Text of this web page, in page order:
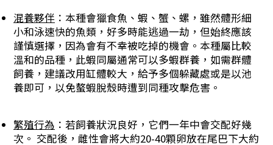
混養夥伴 ：本種會獵食魚、蝦、蟹、螺，雖然體形細
小和泳速快的魚類，好多時能逃過一劫，但始終應該
謹慎選擇，因為會有不幸被吃掉的機會。本種屬比較
溫和的品種，此蝦同屬通常可以多蝦群養，如需群體
飼養，建議改用缸體較大，給予多個躲藏處或是以池
養即可，以免螯蝦脫殼時遭到同種攻擊危害。
繁殖行為 ：若飼養狀況良好，它們一年中會交配好幾
次。 交配後，雌性會將大約20-40顆卵放在尾巴下大約